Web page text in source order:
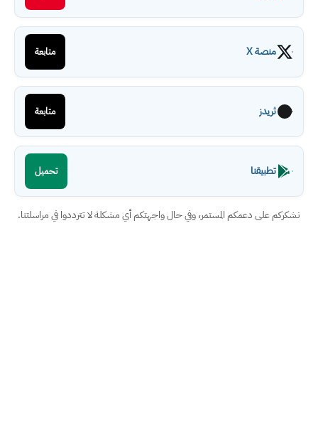
منصة X متابعة
ثريدز متابعة
تطبيقنا تحميل
نشكركم على دعمكم المستمر، وفي حال واجهتكم أي مشكلة لا تترددوا في مراسلتنا.